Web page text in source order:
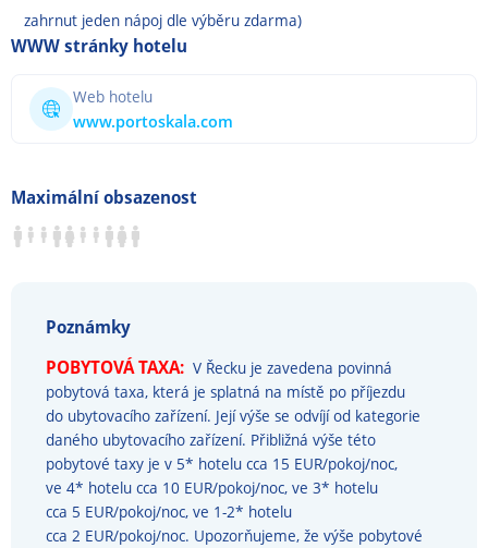
zahrnut jeden nápoj dle výběru zdarma)
WWW stránky hotelu
Web hotelu
www.portoskala.com
Maximální obsazenost
Poznámky
POBYTOVÁ TAXA: V Řecku je zavedena povinná
pobytová taxa, která je splatná na místě po příjezdu
do ubytovacího zařízení. Její výše se odvíjí od kategorie
daného ubytovacího zařízení. Přibližná výše této
pobytové taxy je v 5* hotelu cca 15 EUR/pokoj/noc,
ve 4* hotelu cca 10 EUR/pokoj/noc, ve 3* hotelu
cca 5 EUR/pokoj/noc, ve 1-2* hotelu
cca 2 EUR/pokoj/noc. Upozorňujeme, že výše pobytové